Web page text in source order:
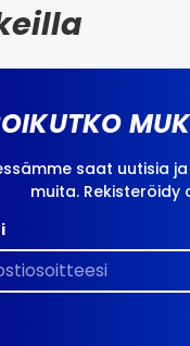
saat uutisia
muita. Rekisteröidy